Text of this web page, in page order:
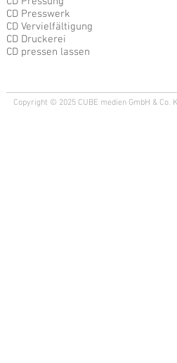
CD Presswerk
CD Vervielfältigung
CD Druckerei
CD pressen lassen
Copyright © 2025 CUBE medien GmbH & Co.